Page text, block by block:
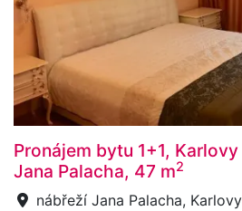
Pronájem bytu 1+1,
Jana Palacha, 47 m2
nábřeží Jana Palacha,